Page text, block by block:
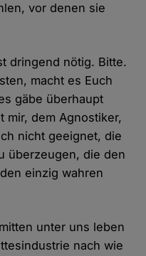
vor denen sie
dringend nötig. Bitte.
macht es Euch
gäbe überhaupt
mir, dem Agnostiker,
nicht geeignet, die
überzeugen, die den
einzig wahren
unter uns leben
nach wie